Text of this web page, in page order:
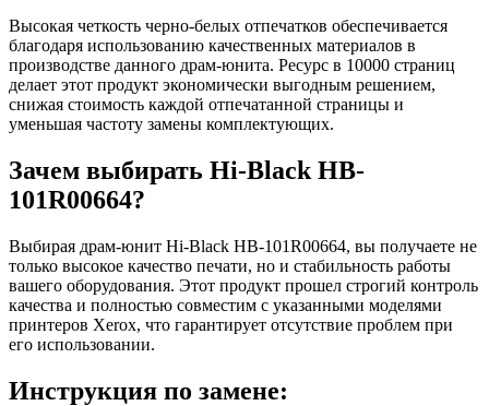
Высокая четкость черно-белых отпечатков обеспечивается
благодаря использованию качественных материалов в
производстве данного драм-юнита. Ресурс в 10000 страниц
делает этот продукт экономически выгодным решением,
снижая стоимость каждой отпечатанной страницы и
уменьшая частоту замены комплектующих.
Зачем выбирать Hi-Black HB-
101R00664?
Выбирая драм-юнит Hi-Black HB-101R00664, вы получаете не
только высокое качество печати, но и стабильность работы
вашего оборудования. Этот продукт прошел строгий контроль
качества и полностью совместим с указанными моделями
принтеров Xerox, что гарантирует отсутствие проблем при
его использовании.
Инструкция по замене: